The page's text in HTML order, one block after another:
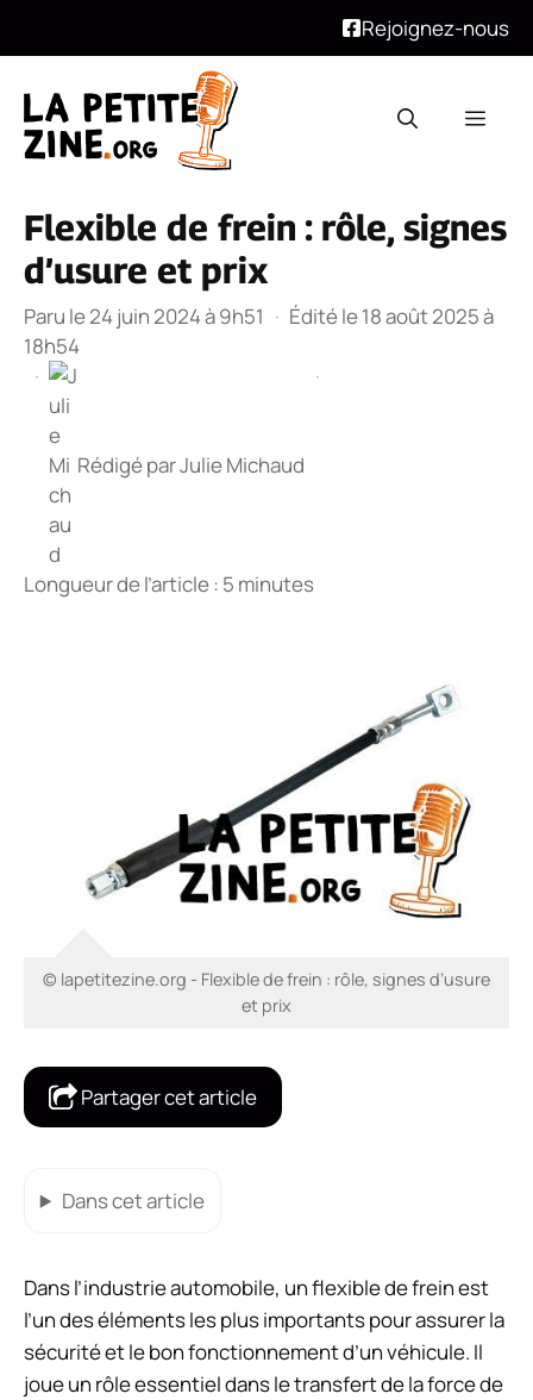
Rejoignez-nous
contenu
Flexible de frein : rôle, signes
d’usure et prix
Paru le 24 juin 2024 à 9h51 · Édité le 18 août 2025 à
18h54
·
Rédigé parJulie Michaud
·
Longueur de l’article : 5 minutes
© lapetitezine.org - Flexible de frein : rôle, signes d’usure
et prix
Partager cet article
Dans cet article
Dans l’industrie automobile, un flexible de frein est
l’un des éléments les plus importants pour assurer la
sécurité et le bon fonctionnement d’un véhicule. Il
joue un rôle essentiel dans le transfert de la force de